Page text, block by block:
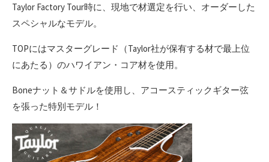
Taylor Factory Tour時に、現地で材選定を行い、オーダーした
スペシャルなモデル。
TOPにはマスターグレード（Taylor社が保有する材で最上位
にあたる）のハワイアン・コア材を使用。
Boneナット＆サドルを使用し、アコースティックギター弦
を張った特別モデル！